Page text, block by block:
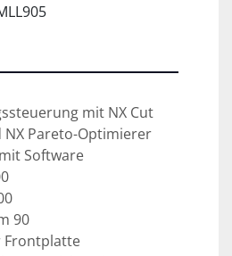
mit NX Cut
NX Pareto-Optimierer
Software
90
Frontplatte